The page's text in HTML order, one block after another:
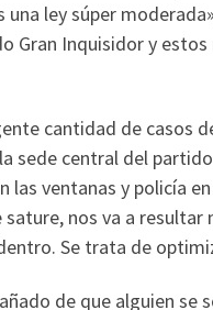
una ley súper
Gran Inquisidor y
cantidad de casos
sede central del
las ventanas y policía
sature, nos va a
Se trata de
de que alguien